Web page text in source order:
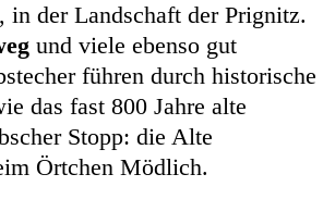
in der Landschaft der Prignitz.
und viele ebenso gut
führen durch historische
das fast 800 Jahre alte
Stopp: die Alte
Örtchen Mödlich.